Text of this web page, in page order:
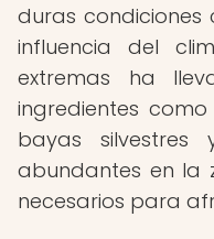
duras condiciones
influencia del
extremas ha
ingredientes
bayas silvestres
abundantes en la
necesarios para